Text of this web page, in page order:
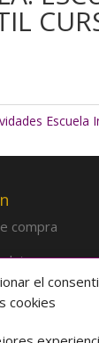
el
cookies
Escuela
compra
datos